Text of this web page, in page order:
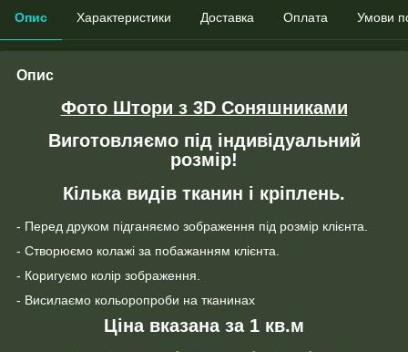
Опис Характеристики Доставка Оплата Умови
Опис
Фото Штори з 3D Соняшниками
Виготовляємо під індивідуальний
розмір!
Кілька видів тканин і кріплень.
- Перед друком підганяємо зображення під розмір клієнта.
- Створюємо колажі за побажанням клієнта.
- Коригуємо колір зображення.
- Висилаємо кольоропроби на тканинах
Ціна вказана за 1 кв.м